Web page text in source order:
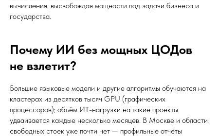
вычисления, высвобождая мощности под задачи бизнеса и
государства.
Почему ИИ без мощных ЦОДов
не взлетит?
Большие языковые модели и другие алгоритмы обучаются на
кластерах из десятков тысяч GPU (графических
процессоров); объём ИТ-нагрузки на такие проекты
удваивается каждые несколько месяцев. В Москве и области
свободных стоек уже почти нет — профильные отчёты